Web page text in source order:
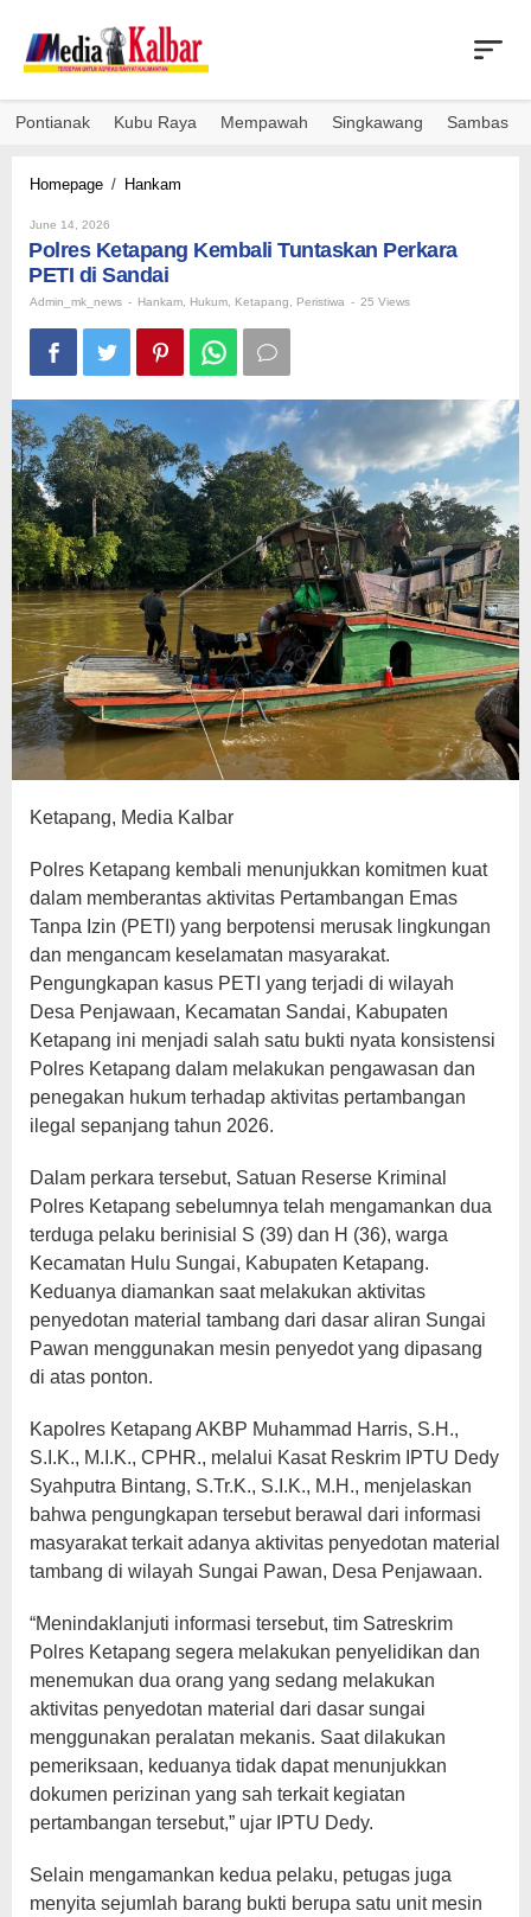
content
Pontianak Kubu Raya Mempawah Singkawang Sambas
Homepage / Hankam
Tuntaskan
di
Sandai
June 14, 2026
Polres Ketapang Kembali Tuntaskan Perkara
PETI di Sandai
Admin_mk_news - Hankam Hukum Ketapang Peristiwa - 25 Views
Ketapang, Media Kalbar
Polres Ketapang kembali menunjukkan komitmen kuat
dalam memberantas aktivitas Pertambangan Emas
Tanpa Izin (PETI) yang berpotensi merusak lingkungan
dan mengancam keselamatan masyarakat.
Pengungkapan kasus PETI yang terjadi di wilayah
Desa Penjawaan, Kecamatan Sandai, Kabupaten
Ketapang ini menjadi salah satu bukti nyata konsistensi
Polres Ketapang dalam melakukan pengawasan dan
penegakan hukum terhadap aktivitas pertambangan
ilegal sepanjang tahun 2026.
Dalam perkara tersebut, Satuan Reserse Kriminal
Polres Ketapang sebelumnya telah mengamankan dua
terduga pelaku berinisial S (39) dan H (36), warga
Kecamatan Hulu Sungai, Kabupaten Ketapang.
Keduanya diamankan saat melakukan aktivitas
penyedotan material tambang dari dasar aliran Sungai
Pawan menggunakan mesin penyedot yang dipasang
di atas ponton.
Kapolres Ketapang AKBP Muhammad Harris, S.H.,
S.I.K., M.I.K., CPHR., melalui Kasat Reskrim IPTU Dedy
Syahputra Bintang, S.Tr.K., S.I.K., M.H., menjelaskan
bahwa pengungkapan tersebut berawal dari informasi
masyarakat terkait adanya aktivitas penyedotan material
tambang di wilayah Sungai Pawan, Desa Penjawaan.
“Menindaklanjuti informasi tersebut, tim Satreskrim
Polres Ketapang segera melakukan penyelidikan dan
menemukan dua orang yang sedang melakukan
aktivitas penyedotan material dari dasar sungai
menggunakan peralatan mekanis. Saat dilakukan
pemeriksaan, keduanya tidak dapat menunjukkan
dokumen perizinan yang sah terkait kegiatan
pertambangan tersebut,” ujar IPTU Dedy.
Selain mengamankan kedua pelaku, petugas juga
menyita sejumlah barang bukti berupa satu unit mesin